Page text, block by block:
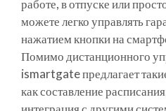
работе, в отпуске или
можете легко управлять
нажатием кнопки на
Помимо дистанционного
ismartgate предлагает
как составление